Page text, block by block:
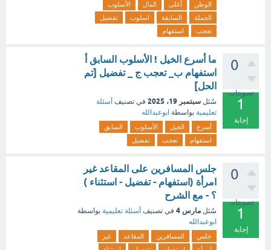
الوطن أغلى المال
الأسلوب
الجملة
السابقة اسلوب
تفضيل
تعجب
استفهام
0
تصويتات
1
إجابة
ما أسرع الخيل ! الأسلوب السابق أ
استفهام ب_ تعجب ج _ تفضيل [تم
الحل]
سُئل سبتمبر 19، 2025 في تصنيف أسئلة
تعليمية بواسطة ابوعبدالله
أسرع الخيل الأسلوب
السابق
استفهام
تعجب تفضيل
0
تصويتات
1
إجابة
جلس المسافرين على المقاعد غير
امرأة (استفهام - تفضيل - استثناء )
؟ - مع الشرح
سُئل مارس 4 في تصنيف أسئلة تعليمية بواسطة
ابوعبدالله
جلس المسافرين المقاعد
غير